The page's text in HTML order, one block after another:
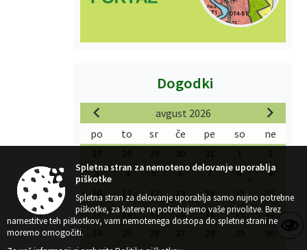
Dogodki
avgust 2026
po
to sr če pe so ne
3
4 5 6 7 8
9
10
11 12 13 14 15
16
17
18 19 20 21 22
23
Spletna stran za nemoteno delovanje uporablja
piškotke
Spletna stran za delovanje uporablja samo nujno potrebne
piškotke, za katere ne potrebujemo vaše privolitve. Brez
namestitve teh piškotkov, vam nemotenega dostopa do spletne strani ne
moremo omogočiti.